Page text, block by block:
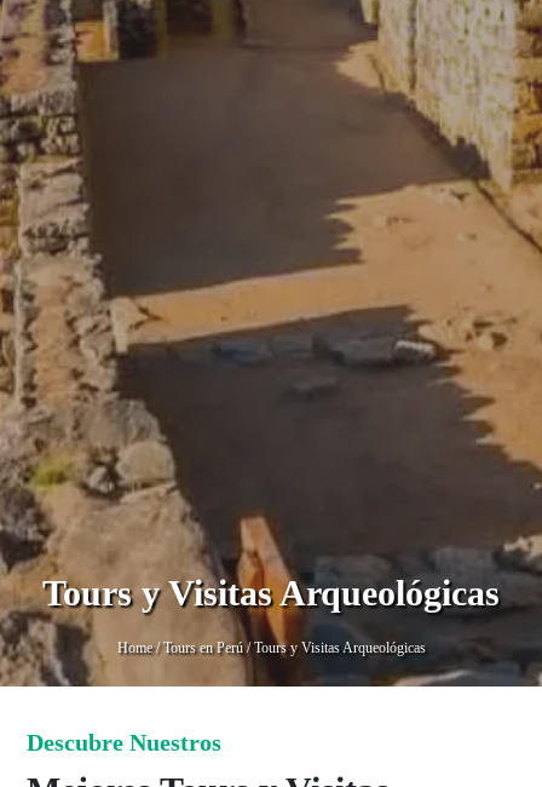
Tours y Visitas Arqueológicas
Home/Tours en Perú/Tours y Visitas Arqueológicas
Descubre Nuestros